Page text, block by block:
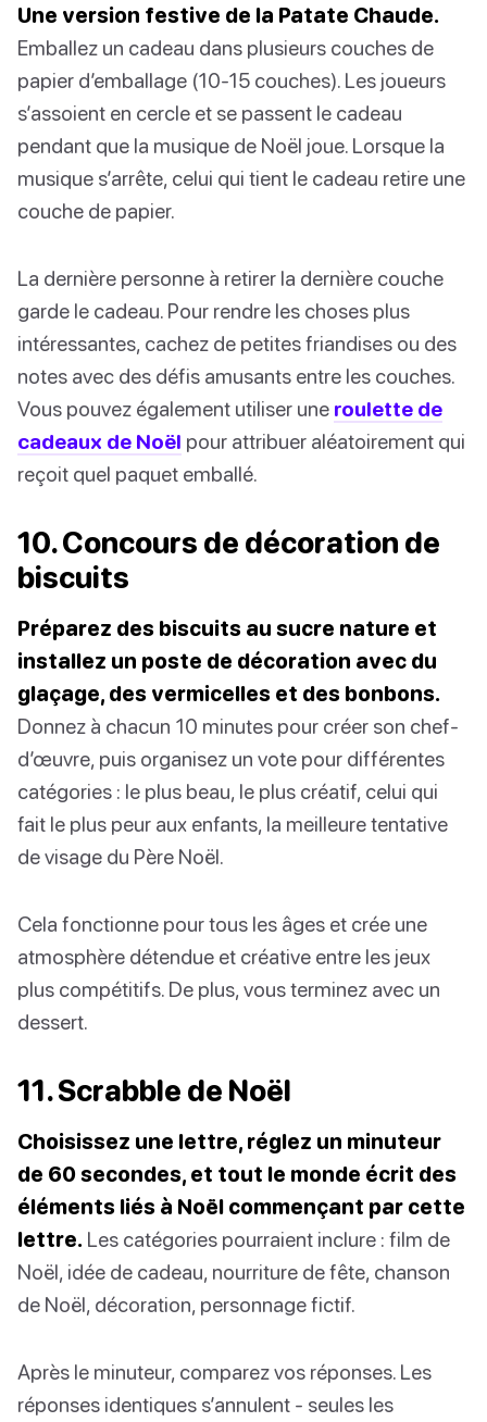
Une version festive de la Patate Chaude.
Emballez un cadeau dans plusieurs couches de
papier d’emballage (10-15 couches). Les joueurs
s’assoient en cercle et se passent le cadeau
pendant que la musique de Noël joue. Lorsque la
musique s’arrête, celui qui tient le cadeau retire une
couche de papier.
La dernière personne à retirer la dernière couche
garde le cadeau. Pour rendre les choses plus
intéressantes, cachez de petites friandises ou des
notes avec des défis amusants entre les couches.
Vous pouvez également utiliser une roulette de
cadeaux de Noël pour attribuer aléatoirement qui
reçoit quel paquet emballé.
10. Concours de décoration de
biscuits
Préparez des biscuits au sucre nature et
installez un poste de décoration avec du
glaçage, des vermicelles et des bonbons.
Donnez à chacun 10 minutes pour créer son chef-
d’œuvre, puis organisez un vote pour différentes
catégories : le plus beau, le plus créatif, celui qui
fait le plus peur aux enfants, la meilleure tentative
de visage du Père Noël.
Cela fonctionne pour tous les âges et crée une
atmosphère détendue et créative entre les jeux
plus compétitifs. De plus, vous terminez avec un
dessert.
11. Scrabble de Noël
Choisissez une lettre, réglez un minuteur
de 60 secondes, et tout le monde écrit des
éléments liés à Noël commençant par cette
lettre. Les catégories pourraient inclure : film de
Noël, idée de cadeau, nourriture de fête, chanson
de Noël, décoration, personnage fictif.
Après le minuteur, comparez vos réponses. Les
réponses identiques s’annulent - seules les